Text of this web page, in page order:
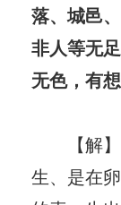
落、城邑
非人等无
无色，有
【解】
生、是在